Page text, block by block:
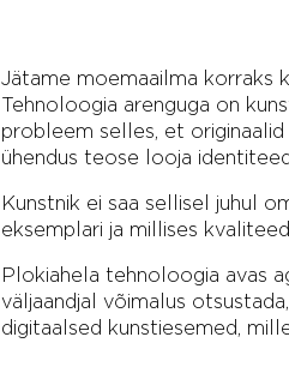
Jätame moemaailma korraks
Tehnoloogia arenguga on
probleem selles, et originaalid
ühendus teose looja
Kunstnik ei saa sellisel juhul
eksemplari ja millises
Plokiahela tehnoloogia avas
väljaandjal võimalus
digitaalsed kunstiesemed,